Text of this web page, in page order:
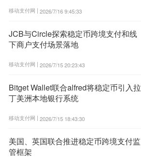
移动支付网 | 2026/7/16 9:45:33
JCB与Circle探索稳定币跨境支付和线
下商户支付场景落地
移动支付网 | 2026/7/15 20:23:43
Bitget Wallet联合alfred将稳定币引入拉
丁美洲本地银行系统
移动支付网 | 2026/7/15 18:43:30
美国、英国联合推进稳定币跨境支付监
管框架